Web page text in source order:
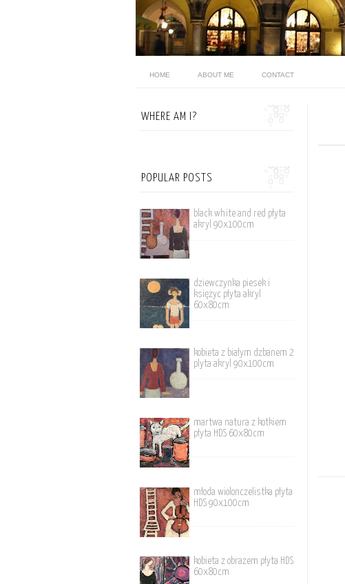
HOME ABOUT ME CONTACT
WHERE AM I?
POPULAR POSTS
black white and red płyta
akryl 90x100cm
dziewczynka piesek i
księżyc płyta akryl
60x80cm
kobieta z białym dzbanem 2
plyta akryl 90x100cm
martwa natura z kotkiem
płyta HDS 60x80cm
młoda wiolonczelistka płyta
HDS 90x100cm
kobieta z obrazem płyta HDS
60x80cm